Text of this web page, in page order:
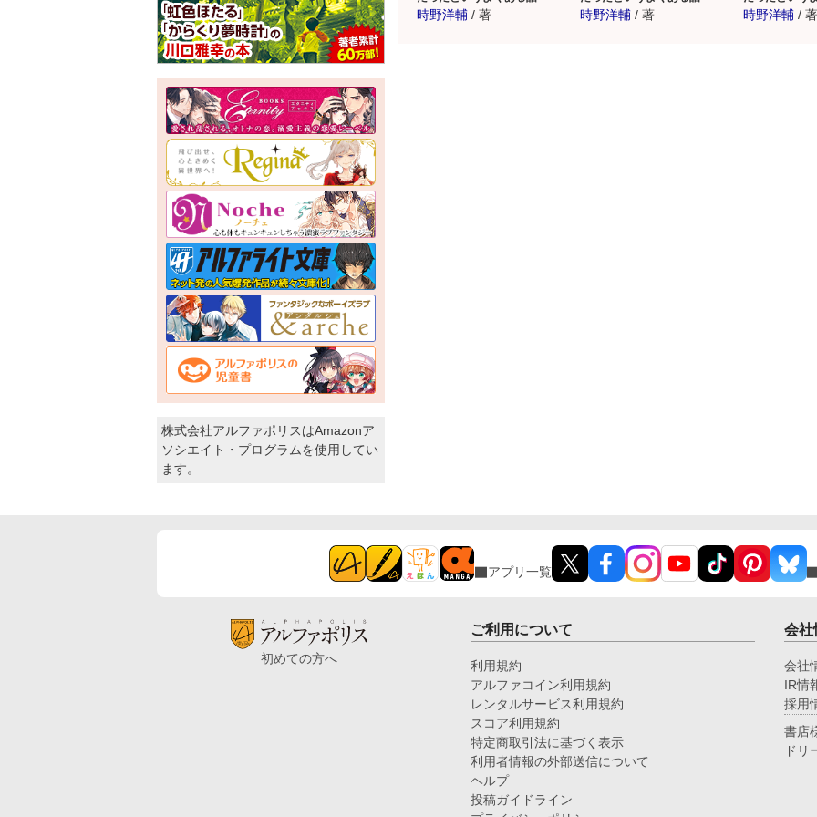
時野洋輔 / 著 時野洋輔 / 著 時野洋輔 / 著
株式会社アルファポリスはAmazonア
ソシエイト・プログラムを使用してい
ます。
アプリ一覧
初めての方へ
ご利用について
利用規約
アルファコイン利用規約
レンタルサービス利用規約
スコア利用規約
特定商取引法に基づく表示
利用者情報の外部送信について
ヘルプ
投稿ガイドライン
会社
会社
IR情
採用
書店
ドリ